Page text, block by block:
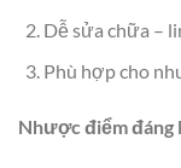
Dễ sửa chữa –
Phù hợp cho
Nhược điểm đáng